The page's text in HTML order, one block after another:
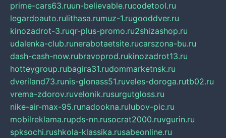
prime-cars63.ruun-believable.rucodetool.ru
legardoauto.rulithasa.rumuz-1.rugooddver.ru
kinozadrot-3.ruqr-plus-promo.ru2shizashop.ru
udalenka-club.runerabotaetsite.rucarszona-bu.ru
dash-cash-now.rubravoprod.rukinozadrot13.ru
hotteygroup.rubagira31.rudommarketnsk.ru
dveriland73.runis-glonass51.ruveles-doroga.rutb02.ru
vrema-zdorov.ruvelonik.rusurgutgloss.ru
nike-air-max-95.runadookna.rulubov-pic.ru
mobilreklama.rupds-nn.rusocrat2000.ruvgurin.ru
spksochi.rushkola-klassika.rusabeonline.ru